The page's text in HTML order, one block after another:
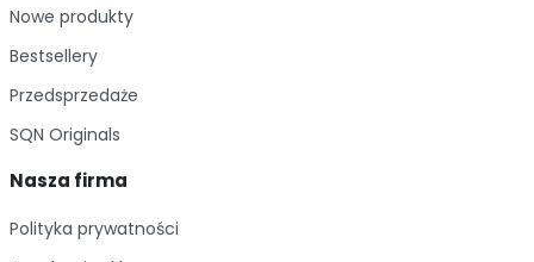
Nowe produkty
Bestsellery
Przedsprzedaże
SQN Originals
Nasza firma
Polityka prywatności